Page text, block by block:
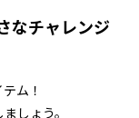
なチャレンジ
ム！
しょう。